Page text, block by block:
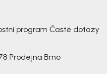
program Časté dotazy
Prodejna Brno